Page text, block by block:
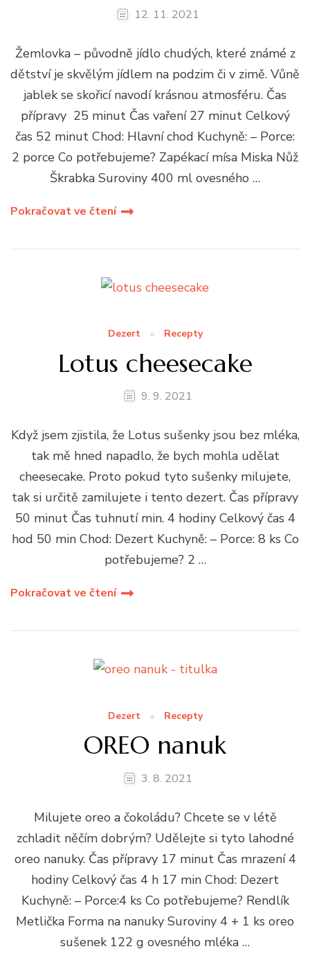
12. 11. 2021
Žemlovka – původně jídlo chudých, které známé z
dětství je skvělým jídlem na podzim či v zimě. Vůně
jablek se skořicí navodí krásnou atmosféru. Čas
přípravy 25 minut Čas vaření 27 minut Celkový
čas 52 minut Chod: Hlavní chod Kuchyně: – Porce:
2 porce Co potřebujeme? Zapékací mísa Miska Nůž
Škrabka Suroviny 400 ml ovesného …
Pokračovat ve čtení
Dezert Recepty
Lotus cheesecake
9. 9. 2021
Když jsem zjistila, že Lotus sušenky jsou bez mléka,
tak mě hned napadlo, že bych mohla udělat
cheesecake. Proto pokud tyto sušenky milujete,
tak si určitě zamilujete i tento dezert. Čas přípravy
50 minut Čas tuhnutí min. 4 hodiny Celkový čas 4
hod 50 min Chod: Dezert Kuchyně: – Porce: 8 ks Co
potřebujeme? 2 …
Pokračovat ve čtení
Dezert Recepty
OREO nanuk
3. 8. 2021
Milujete oreo a čokoládu? Chcete se v létě
zchladit něčím dobrým? Udělejte si tyto lahodné
oreo nanuky. Čas přípravy 17 minut Čas mrazení 4
hodiny Celkový čas 4 h 17 min Chod: Dezert
Kuchyně: – Porce:4 ks Co potřebujeme? Rendlík
Metlička Forma na nanuky Suroviny 4 + 1 ks oreo
sušenek 122 g ovesného mléka …